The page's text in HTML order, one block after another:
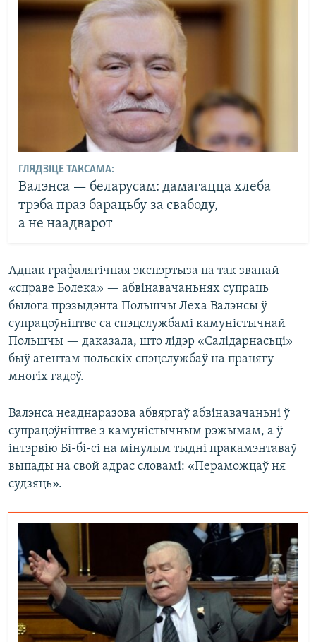
ГЛЯДЗІЦЕ ТАКСАМА:
Валэнса — беларусам: дамагацца хлеба
трэба праз барацьбу за свабоду,
а не наадварот
Аднак графалягічная экспэртыза па так званай
«справе Болека» — абвінавачаньнях супраць
былога прэзыдэнта Польшчы Леха Валэнсы ў
супрацоўніцтве са спэцслужбамі камуністычнай
Польшчы — даказала, што лідэр «Салідарнасьці»
быў агентам польскіх спэцслужбаў на працягу
многіх гадоў.
Валэнса неаднаразова абвяргаў абвінавачаньні ў
супрацоўніцтве з камуністычным рэжымам, а ў
інтэрвію Бі-бі-сі на мінулым тыдні пракамэнтаваў
выпады на свой адрас словамі: «Пераможцаў ня
судзяць».